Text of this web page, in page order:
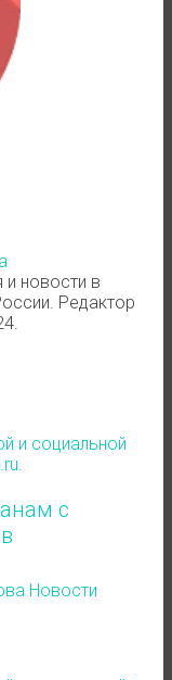
новости в
Редактор
с
Новости